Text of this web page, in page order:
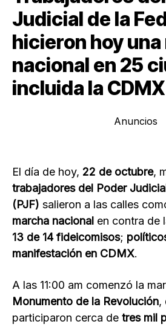
Judicial de la
hicieron hoy
nacional en 25
incluida la CDMX
Anuncios
El día de hoy, 22 de octubre,
trabajadores del Poder
(PJF) salieron a las calles
marcha nacional en contra de
13 de 14 fideicomisos;
manifestación en CDMX.
A las 11:00 am comenzó la
Monumento de la Revolución,
participaron cerca de tres mil